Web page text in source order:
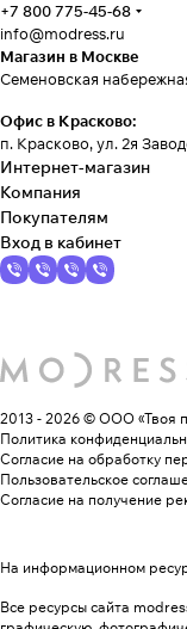
+7 800 775-45-68
info@modress.ru
Магазин в Москве
Семеновская
Офис в Красково:
п. Красково, ул. 2я
Интернет-магазин
Компания
Покупателям
Вход в кабинет
2013 - 2026 © ООО «Твоя
Политика
Согласие на обработку
Пользовательское
Согласие на получение
На информационном
Все ресурсы сайта